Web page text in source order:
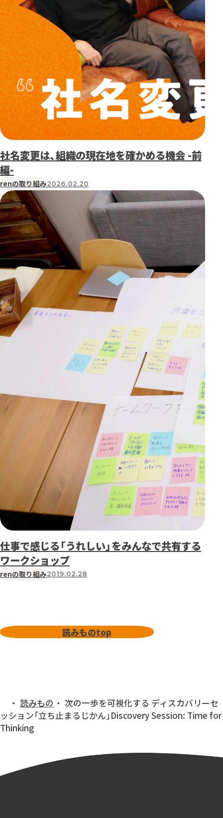
社名変更は、組織の現在地を確かめる機会 -前
編-
renの取り組み2026.02.20
仕事で感じる「うれしい」をみんなで共有する
ワークショップ
renの取り組み2019.02.28
読みものtop
トップ
読みもの
次の一歩を可視化する ディスカバリーセ
ッション「立ち止まるじかん」Discovery Session: Time for
Thinking